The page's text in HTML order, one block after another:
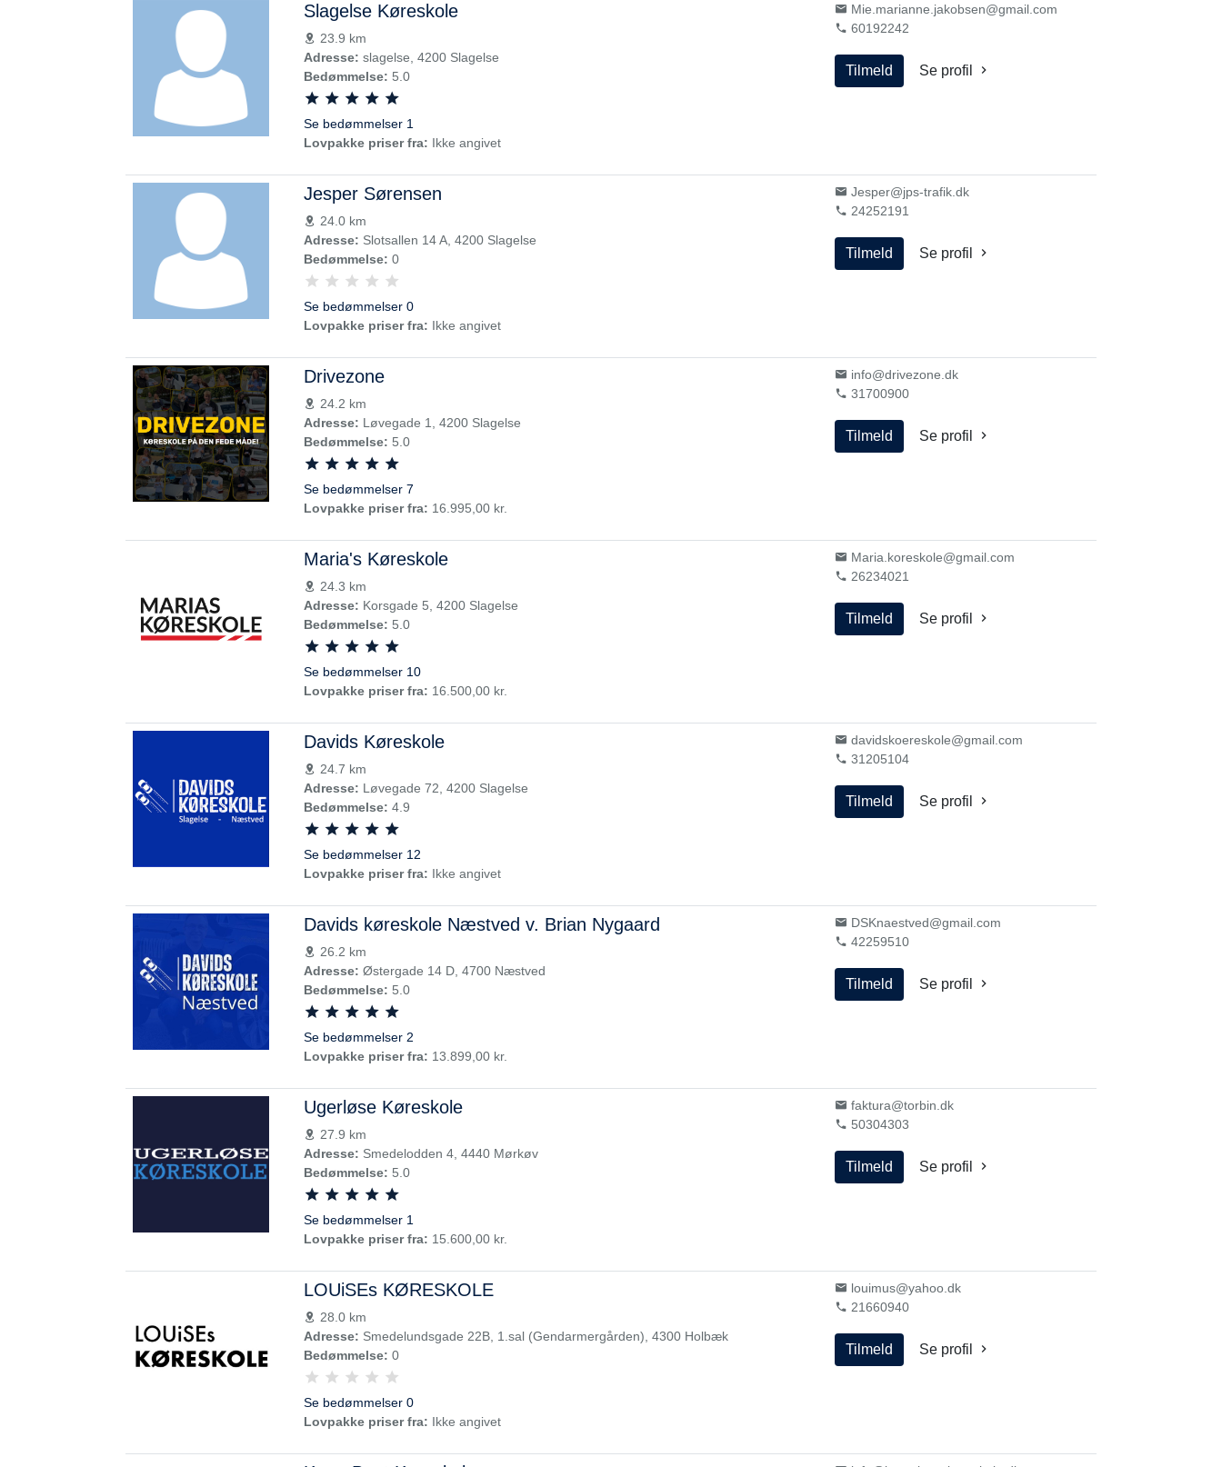
Slagelse Køreskole
23.9 km
Adresse: slagelse, 4200 Slagelse
Bedømmelse: 5.0
Se bedømmelser 1
Lovpakke priser fra: Ikke angivet
Mie.marianne.jakobsen@gmail.com
60192242
Tilmeld Se profil
Jesper Sørensen
24.0 km
Adresse: Slotsallen 14 A, 4200 Slagelse
Bedømmelse: 0
Se bedømmelser 0
Lovpakke priser fra: Ikke angivet
Jesper@jps-trafik.dk
24252191
Tilmeld Se profil
Drivezone
24.2 km
Adresse: Løvegade 1, 4200 Slagelse
Bedømmelse: 5.0
Se bedømmelser 7
Lovpakke priser fra: 16.995,00 kr.
info@drivezone.dk
31700900
Tilmeld Se profil
Maria's Køreskole
24.3 km
Adresse: Korsgade 5, 4200 Slagelse
Bedømmelse: 5.0
Se bedømmelser 10
Lovpakke priser fra: 16.500,00 kr.
Maria.koreskole@gmail.com
26234021
Tilmeld Se profil
Davids Køreskole
24.7 km
Adresse: Løvegade 72, 4200 Slagelse
Bedømmelse: 4.9
Se bedømmelser 12
Lovpakke priser fra: Ikke angivet
davidskoereskole@gmail.com
31205104
Tilmeld Se profil
Davids køreskole Næstved v. Brian Nygaard
26.2 km
Adresse: Østergade 14 D, 4700 Næstved
Bedømmelse: 5.0
Se bedømmelser 2
Lovpakke priser fra: 13.899,00 kr.
DSKnaestved@gmail.com
42259510
Tilmeld Se profil
Ugerløse Køreskole
27.9 km
Adresse: Smedelodden 4, 4440 Mørkøv
Bedømmelse: 5.0
Se bedømmelser 1
Lovpakke priser fra: 15.600,00 kr.
faktura@torbin.dk
50304303
Tilmeld Se profil
LOUiSEs KØRESKOLE
28.0 km
Adresse: Smedelundsgade 22B, 1.sal (Gendarmergården), 4300 Holbæk
Bedømmelse: 0
Se bedømmelser 0
Lovpakke priser fra: Ikke angivet
louimus@yahoo.dk
21660940
Tilmeld Se profil